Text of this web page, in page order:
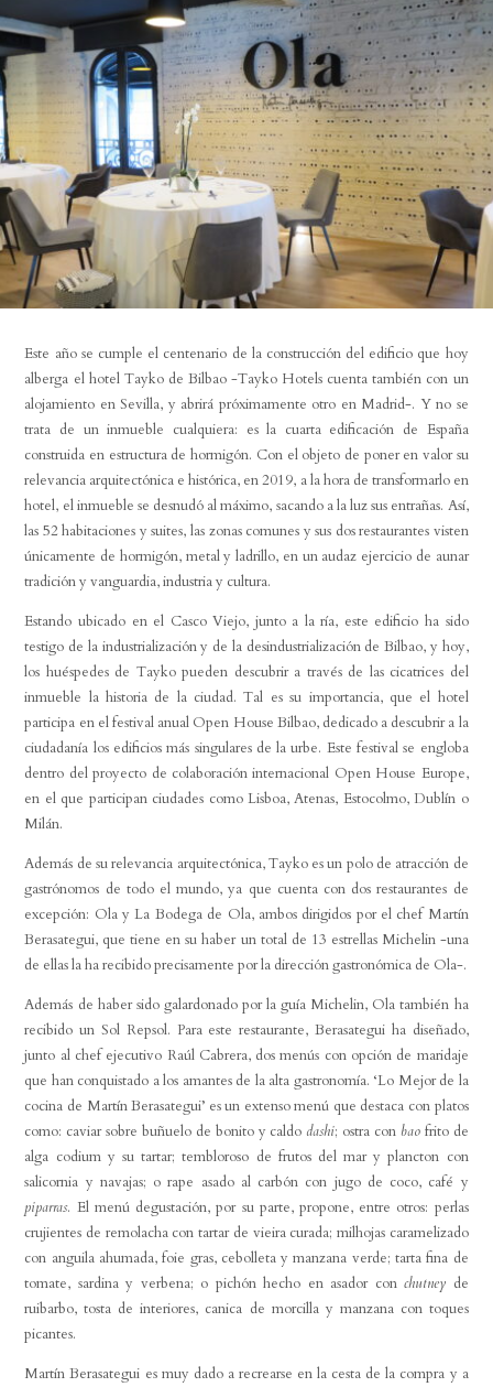
Este año se cumple el centenario de la construcción del edificio que hoy
alberga el hotel Tayko de Bilbao -Tayko Hotels cuenta también con un
alojamiento en Sevilla, y abrirá próximamente otro en Madrid-. Y no se
trata de un inmueble cualquiera: es la cuarta edificación de España
construida en estructura de hormigón. Con el objeto de poner en valor su
relevancia arquitectónica e histórica, en 2019, a la hora de transformarlo en
hotel, el inmueble se desnudó al máximo, sacando a la luz sus entrañas. Así,
las 52 habitaciones y suites, las zonas comunes y sus dos restaurantes visten
únicamente de hormigón, metal y ladrillo, en un audaz ejercicio de aunar
tradición y vanguardia, industria y cultura.
Estando ubicado en el Casco Viejo, junto a la ría, este edificio ha sido
testigo de la industrialización y de la desindustrialización de Bilbao, y hoy,
los huéspedes de Tayko pueden descubrir a través de las cicatrices del
inmueble la historia de la ciudad. Tal es su importancia, que el hotel
participa en el festival anual Open House Bilbao, dedicado a descubrir a la
ciudadanía los edificios más singulares de la urbe. Este festival se engloba
dentro del proyecto de colaboración internacional Open House Europe,
en el que participan ciudades como Lisboa, Atenas, Estocolmo, Dublín o
Milán.
Además de su relevancia arquitectónica, Tayko es un polo de atracción de
gastrónomos de todo el mundo, ya que cuenta con dos restaurantes de
excepción: Ola y La Bodega de Ola, ambos dirigidos por el chef Martín
Berasategui, que tiene en su haber un total de 13 estrellas Michelin -una
de ellas la ha recibido precisamente por la dirección gastronómica de Ola-.
Además de haber sido galardonado por la guía Michelin, Ola también ha
recibido un Sol Repsol. Para este restaurante, Berasategui ha diseñado,
junto al chef ejecutivo Raúl Cabrera, dos menús con opción de maridaje
que han conquistado a los amantes de la alta gastronomía. ‘Lo Mejor de la
cocina de Martín Berasategui’ es un extenso menú que destaca con platos
como: caviar sobre buñuelo de bonito y caldodashi; ostra con baofrito de
alga codium y su tartar; tembloroso de frutos del mar y plancton con
salicornia y navajas; o rape asado al carbón con jugo de coco, café y
piparras. El menú degustación, por su parte, propone, entre otros: perlas
crujientes de remolacha con tartar de vieira curada; milhojas caramelizado
con anguila ahumada, foie gras, cebolleta y manzana verde; tarta fina de
tomate, sardina y verbena; o pichón hecho en asador conchutney de
ruibarbo, tosta de interiores, canica de morcilla y manzana con toques
picantes.
Martín Berasategui es muy dado a recrearse en la cesta de la compra y a